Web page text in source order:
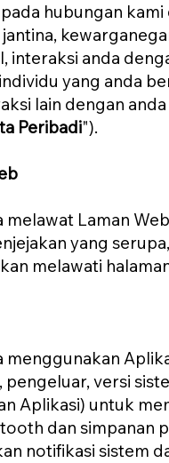
hubungan
interaksi anda
yang anda
lain dengan
Peribadi").
melawat Laman
yang
melawati
menggunakan
pengeluar, versi
Aplikasi) untuk
dan simpanan
notifikasi sistem